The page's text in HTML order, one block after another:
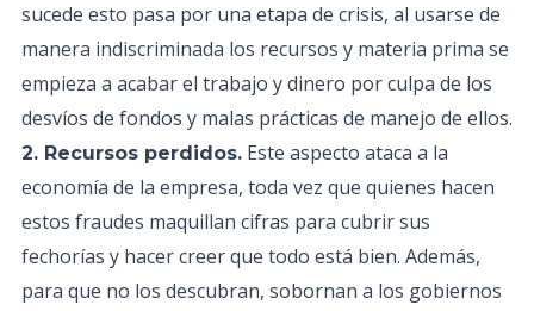
sucede esto pasa por una etapa de crisis, al usarse de
manera indiscriminada los recursos y materia prima se
empieza a acabar el trabajo y dinero por culpa de los
desvíos de fondos y malas prácticas de manejo de ellos.
2. Recursos perdidos. Este aspecto ataca a la
economía de la empresa, toda vez que quienes hacen
estos fraudes maquillan cifras para cubrir sus
fechorías y hacer creer que todo está bien. Además,
para que no los descubran, sobornan a los gobiernos